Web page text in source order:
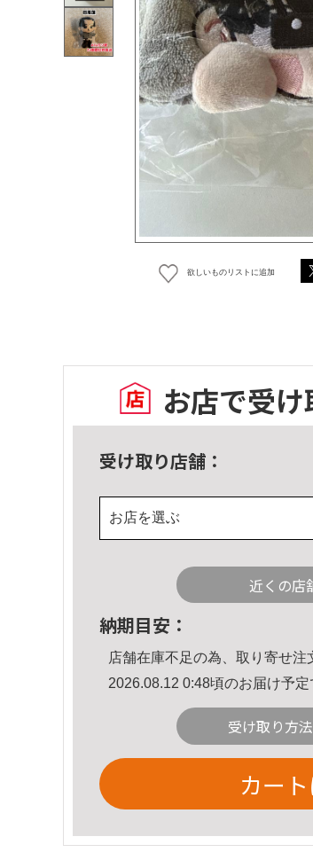
欲しいものリストに追加
お店で受け
受け取り店舗：
お店を選ぶ
近くの店
納期目安：
店舗在庫不足の為、取り寄せ注
2026.08.12 0:48頃のお届け予定
受け取り方
カー